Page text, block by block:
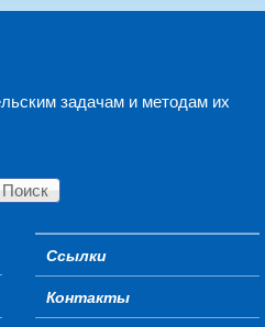
задачам и методам их
Secondary menu
Ссылки
Контакты